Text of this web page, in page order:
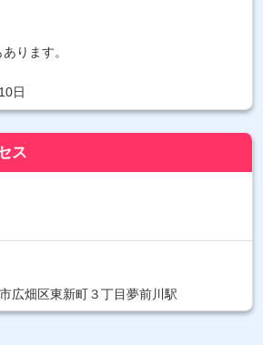
ります。
日
ス
広畑区東新町３丁目夢前川駅